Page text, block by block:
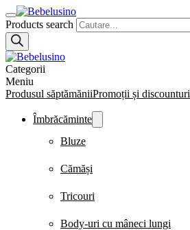
Products search
Categorii
Meniu
Produsul săptămăniiPromoții și discounturi
Îmbrăcăminte
Bluze
Cămăși
Tricouri
Body-uri cu mâneci lungi